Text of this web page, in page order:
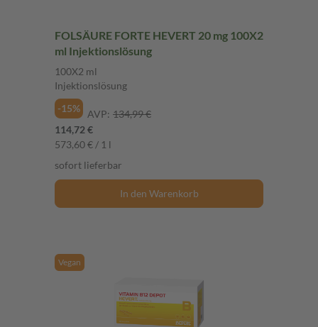
FOLSÄURE FORTE HEVERT 20 mg 100X2
ml Injektionslösung
100X2 ml
Injektionslösung
-15%
AVP: 134,99 €
114,72 €
573,60 € / 1 l
sofort lieferbar
In den Warenkorb
Vegan